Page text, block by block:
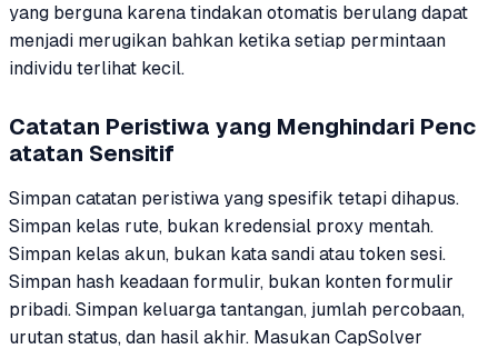
yang berguna karena tindakan otomatis berulang dapat
menjadi merugikan bahkan ketika setiap permintaan
individu terlihat kecil.
Catatan Peristiwa yang Menghindari Penc
atatan Sensitif
Simpan catatan peristiwa yang spesifik tetapi dihapus.
Simpan kelas rute, bukan kredensial proxy mentah.
Simpan kelas akun, bukan kata sandi atau token sesi.
Simpan hash keadaan formulir, bukan konten formulir
pribadi. Simpan keluarga tantangan, jumlah percobaan,
urutan status, dan hasil akhir. Masukan CapSolver